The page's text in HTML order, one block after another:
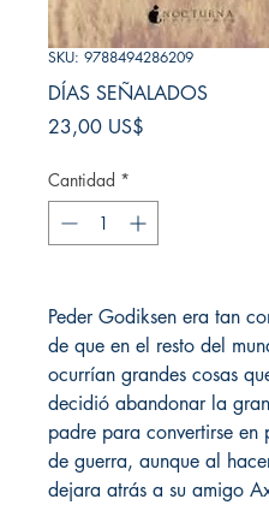
SKU: 9788494286209
DÍAS SEÑALADOS
23,00 US$
Cantidad *
Peder Godiksen era tan
de que en el resto del
ocurrían grandes cosas
decidió abandonar la
padre para convertirse en
de guerra, aunque al
dejara atrás a su amigo